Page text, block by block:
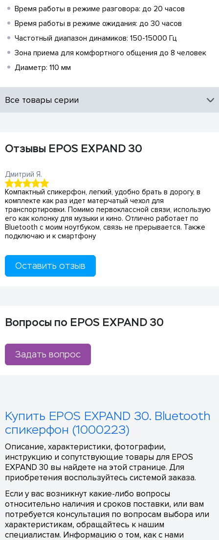
Время работы в режиме разговора: до 20 часов
Время работы в режиме ожидания: до 30 часов
Частотный диапазон динамиков: 150-15000 Гц
Зона приема для комфортного общения до 8 человек
Диаметр: 110 мм
Все товары серии
Отзывы EPOS EXPAND 30
Дмитрий Я.
Компактный спикерфон, легкий, удобно брать в дорогу, в
комплекте как раз идет матерчатый чехол для
транспортировки. Помимо первоклассной связи, использую
его как колонку для музыки и кино. Отлично работает по
Bluetooth с моим ноутбуком, связь не прерывается. Также
подключаю и к смартфону
Оставить отзыв
Вопросы по EPOS EXPAND 30
Задать вопрос
Купить EPOS EXPAND 30. Bluetooth
спикерфон (1000223)
Описание, характеристики, фотографии,
инструкцию и сопутствующие товары для EPOS
EXPAND 30 вы найдете на этой странице. Для
приобретения воспользуйтесь системой заказа.
Если у вас возникнут какие-либо вопросы
относительно наличия и сроков поставки, или вам
потребуется консультация по вопросам выбора или
характеристикам, обращайтесь к нашим
специалистам. Информацию о том, как с нами